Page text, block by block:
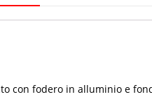
con fodero in alluminio e